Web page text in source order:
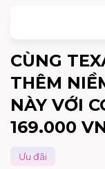
CÙNG
THÊM
NÀY VỚI
169.000
Ưu đãi